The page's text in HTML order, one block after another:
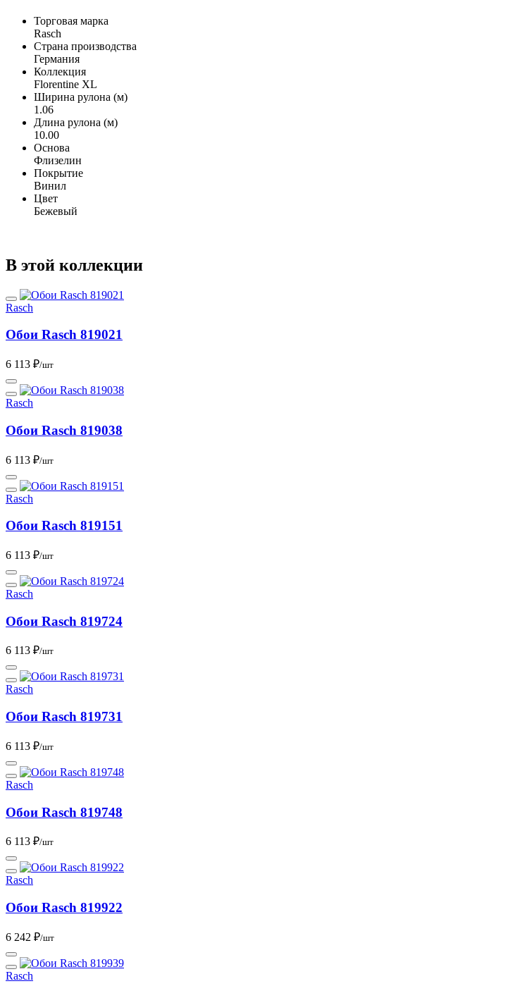
Торговая марка
Rasch
Страна производства
Германия
Коллекция
Florentine XL
Ширина рулона (м)
1.06
Длина рулона (м)
10.00
Основа
Флизелин
Покрытие
Винил
Цвет
Бежевый
В этой коллекции
Rasch
Обои Rasch 819021
6 113 ₽/шт
Rasch
Обои Rasch 819038
6 113 ₽/шт
Rasch
Обои Rasch 819151
6 113 ₽/шт
Rasch
Обои Rasch 819724
6 113 ₽/шт
Rasch
Обои Rasch 819731
6 113 ₽/шт
Rasch
Обои Rasch 819748
6 113 ₽/шт
Rasch
Обои Rasch 819922
6 242 ₽/шт
Rasch